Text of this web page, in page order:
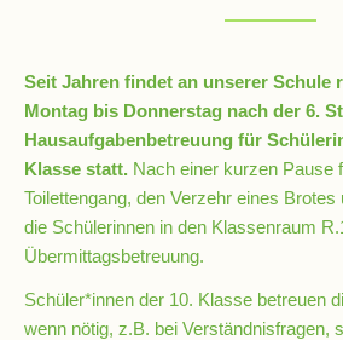
Schulleitung
Kollegium
Seit Jahren findet an unserer Schule
Montag bis Donnerstag nach der 6.
Hausaufgabenbetreuung für
Klasse statt. Nach einer kurzen Pause
Toilettengang, den Verzehr eines
die Schülerinnen in den Klassenraum
Übermittagsbetreuung.
Schüler*innen der 10. Klasse betreuen
wenn nötig, z.B. bei Verständnisfragen,